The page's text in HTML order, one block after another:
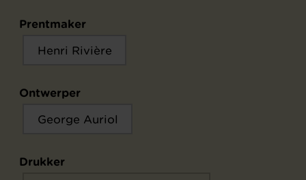
Prentmaker
Henri Rivière
Ontwerper
George Auriol
Drukker